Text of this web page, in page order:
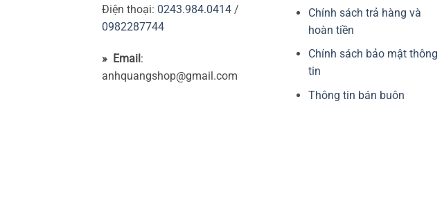
Điện thoại: 0243.984.0414 /
0982287744
» Email :
anhquangshop@gmail.com
Chính sách trả hàng và
hoàn tiền
Chính sách bảo mật thông
tin
Thông tin bán buôn